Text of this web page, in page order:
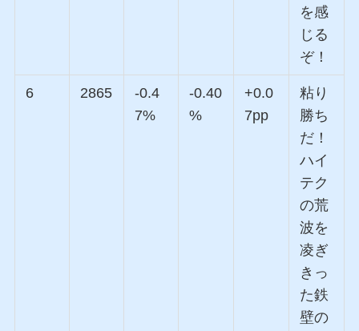
を感
じる
ぞ！
6 2865
-0.4
7%
-0.40
%
+0.0
7pp
粘り
勝ち
だ！
ハイ
テク
の荒
波を
凌ぎ
きっ
た鉄
壁の